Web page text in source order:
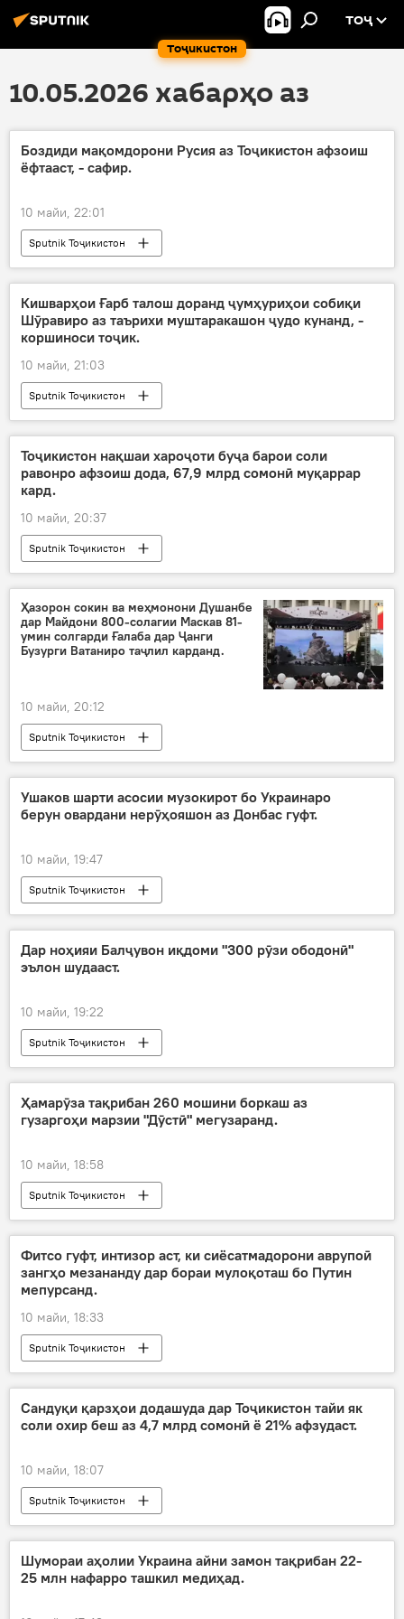
Тоҷикистон
ТОҶ
10.05.2026 хабарҳо аз
Боздиди мақомдорони Русия аз Тоҷикистон афзоиш
ёфтааст, - сафир.
10 майи, 22:01
Sputnik Тоҷикистон
Кишварҳои Ғарб талош доранд ҷумҳуриҳои собиқи
Шӯравиро аз таърихи муштаракашон ҷудо кунанд, -
коршиноси тоҷик.
10 майи, 21:03
Sputnik Тоҷикистон
Тоҷикистон нақшаи хароҷоти буҷа барои соли
равонро афзоиш дода, 67,9 млрд сомонӣ муқаррар
кард.
10 майи, 20:37
Sputnik Тоҷикистон
Ҳазорон сокин ва меҳмонони Душанбе
дар Майдони 800-солагии Маскав 81-
умин солгарди Ғалаба дар Ҷанги
Бузурги Ватаниро таҷлил карданд.
10 майи, 20:12
Sputnik Тоҷикистон
Ушаков шарти асосии музокирот бо Украинаро
берун овардани нерӯҳояшон аз Донбас гуфт.
10 майи, 19:47
Sputnik Тоҷикистон
Дар ноҳияи Балҷувон иқдоми "300 рӯзи ободонӣ"
эълон шудааст.
10 майи, 19:22
Sputnik Тоҷикистон
Ҳамарӯза тақрибан 260 мошини боркаш аз
гузаргоҳи марзии "Дӯстӣ" мегузаранд.
10 майи, 18:58
Sputnik Тоҷикистон
Фитсо гуфт, интизор аст, ки сиёсатмадорони аврупоӣ
зангҳо мезананду дар бораи мулоқоташ бо Путин
мепурсанд.
10 майи, 18:33
Sputnik Тоҷикистон
Сандуқи қарзҳои додашуда дар Тоҷикистон тайи як
соли охир беш аз 4,7 млрд сомонӣ ё 21% афзудаст.
10 майи, 18:07
Sputnik Тоҷикистон
Шумораи аҳолии Украина айни замон тақрибан 22-
25 млн нафарро ташкил медиҳад.